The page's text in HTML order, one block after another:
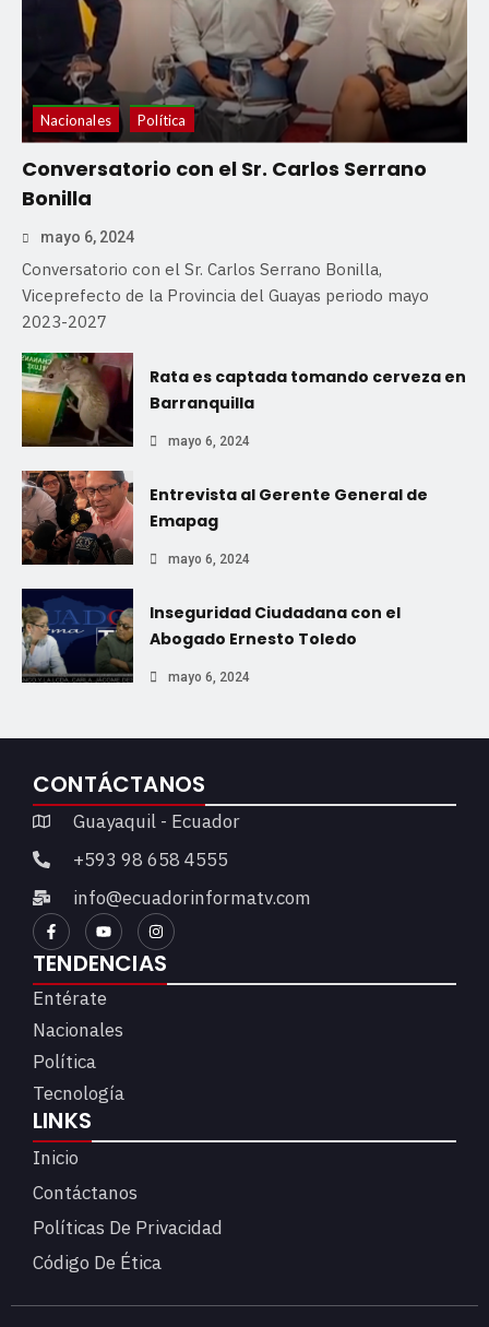
Nacionales Política
Conversatorio con el Sr. Carlos Serrano
Bonilla
mayo 6, 2024
Conversatorio con el Sr. Carlos Serrano Bonilla,
Viceprefecto de la Provincia del Guayas periodo mayo
2023-2027
Rata es captada tomando cerveza en
Barranquilla
mayo 6, 2024
Entrevista al Gerente General de
Emapag
mayo 6, 2024
Inseguridad Ciudadana con el
Abogado Ernesto Toledo
mayo 6, 2024
CONTÁCTANOS
Guayaquil - Ecuador
+593 98 658 4555
info@ecuadorinformatv.com
TENDENCIAS
Entérate
Nacionales
Política
Tecnología
LINKS
Inicio
Contáctanos
Políticas De Privacidad
Código De Ética